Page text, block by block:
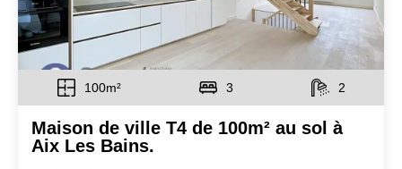
100m² 3 2
Maison de ville T4 de 100m² au sol à
Aix Les Bains.